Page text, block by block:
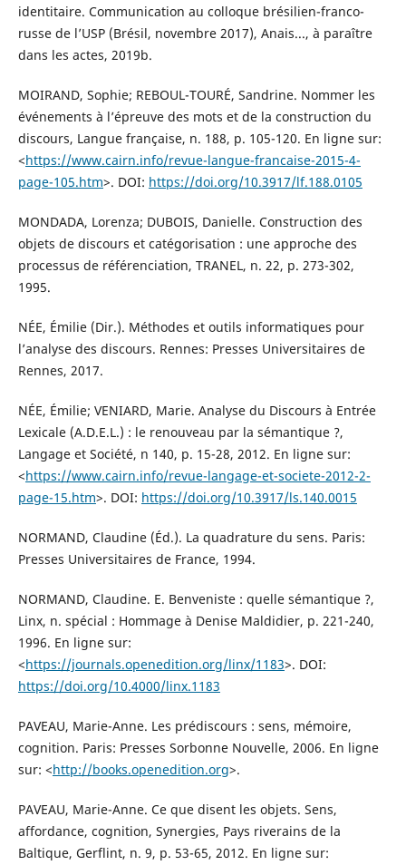
identitaire. Communication au colloque brésilien-franco-
russe de l’USP (Brésil, novembre 2017), Anais..., à paraître
dans les actes, 2019b.
MOIRAND, Sophie; REBOUL-TOURÉ, Sandrine. Nommer les
événements à l’épreuve des mots et de la construction du
discours, Langue française, n. 188, p. 105-120. En ligne sur:
<https://www.cairn.info/revue-langue-francaise-2015-4-
page-105.htm>. DOI: https://doi.org/10.3917/lf.188.0105
MONDADA, Lorenza; DUBOIS, Danielle. Construction des
objets de discours et catégorisation : une approche des
processus de référenciation, TRANEL, n. 22, p. 273-302,
1995.
NÉE, Émilie (Dir.). Méthodes et outils informatiques pour
l’analyse des discours. Rennes: Presses Universitaires de
Rennes, 2017.
NÉE, Émilie; VENIARD, Marie. Analyse du Discours à Entrée
Lexicale (A.D.E.L.) : le renouveau par la sémantique ?,
Langage et Société, n 140, p. 15-28, 2012. En ligne sur:
<https://www.cairn.info/revue-langage-et-societe-2012-2-
page-15.htm>. DOI: https://doi.org/10.3917/ls.140.0015
NORMAND, Claudine (Éd.). La quadrature du sens. Paris:
Presses Universitaires de France, 1994.
NORMAND, Claudine. E. Benveniste : quelle sémantique ?,
Linx, n. spécial : Hommage à Denise Maldidier, p. 221-240,
1996. En ligne sur:
<https://journals.openedition.org/linx/1183>. DOI:
https://doi.org/10.4000/linx.1183
PAVEAU, Marie-Anne. Les prédiscours : sens, mémoire,
cognition. Paris: Presses Sorbonne Nouvelle, 2006. En ligne
sur: <http://books.openedition.org>.
PAVEAU, Marie-Anne. Ce que disent les objets. Sens,
affordance, cognition, Synergies, Pays riverains de la
Baltique, Gerflint, n. 9, p. 53-65, 2012. En ligne sur: